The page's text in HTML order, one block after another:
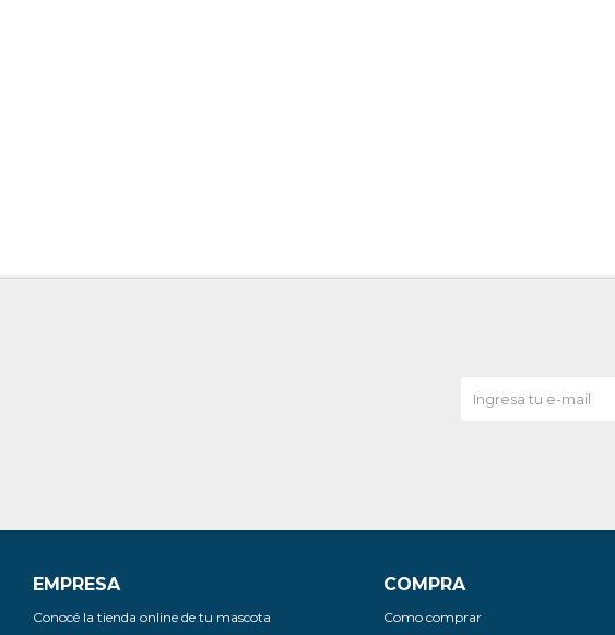
EMPRESA
Conocé la tienda online de tu mascota
COMPRA
Como comprar